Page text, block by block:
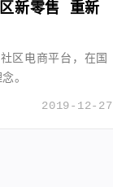
新零售 重新
区电商平台，在国
。
2019-12-27